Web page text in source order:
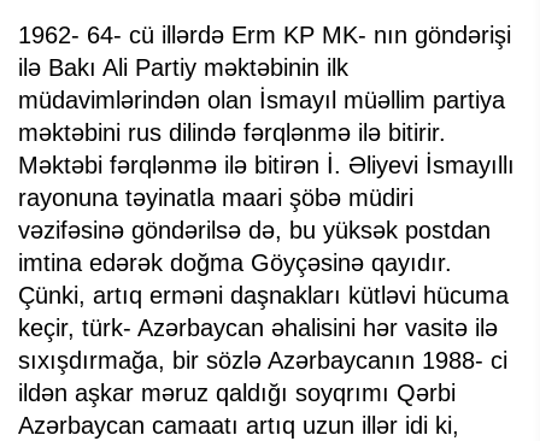
1962- 64- cü illərdə Erm KP MK- nın göndərişi
ilə Bakı Ali Partiy məktəbinin ilk
müdavimlərindən olan İsmayıl müəllim partiya
məktəbini rus dilində fərqlənmə ilə bitirir.
Məktəbi fərqlənmə ilə bitirən İ. Əliyevi İsmayıllı
rayonuna təyinatla maari şöbə müdiri
vəzifəsinə göndərilsə də, bu yüksək postdan
imtina edərək doğma Göyçəsinə qayıdır.
Çünki, artıq erməni daşnakları kütləvi hücuma
keçir, türk- Azərbaycan əhalisini hər vasitə ilə
sıxışdırmağa, bir sözlə Azərbaycanın 1988- ci
ildən aşkar məruz qaldığı soyqrımı Qərbi
Azərbaycan camaatı artıq uzun illər idi ki,